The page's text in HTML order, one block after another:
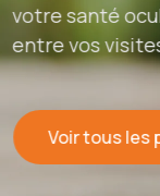
votre santé
entre vos
Voir tous les